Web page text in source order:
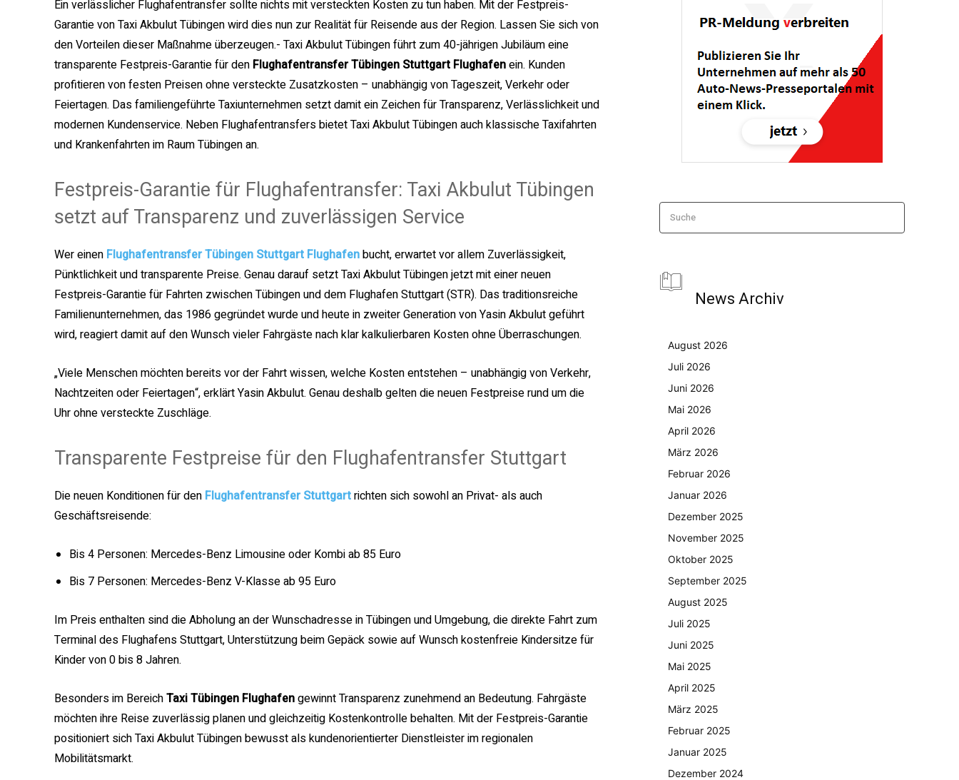
Ein verlässlicher Flughafentransfer sollte nichts mit versteckten Kosten zu tun haben. Mit der Festpreis-
Garantie von Taxi Akbulut Tübingen wird dies nun zur Realität für Reisende aus der Region. Lassen Sie sich von
den Vorteilen dieser Maßnahme überzeugen.- Taxi Akbulut Tübingen führt zum 40-jährigen Jubiläum eine
transparente Festpreis-Garantie für den Flughafentransfer Tübingen Stuttgart Flughafenein. Kunden
profitieren von festen Preisen ohne versteckte Zusatzkosten – unabhängig von Tageszeit, Verkehr oder
Feiertagen. Das familiengeführte Taxiunternehmen setzt damit ein Zeichen für Transparenz, Verlässlichkeit und
modernen Kundenservice. Neben Flughafentransfers bietet Taxi Akbulut Tübingen auch klassische Taxifahrten
und Krankenfahrten im Raum Tübingen an.
Festpreis-Garantie für Flughafentransfer: Taxi Akbulut Tübingen
setzt auf Transparenz und zuverlässigen Service
Wer einen Flughafentransfer Tübingen Stuttgart Flughafenbucht, erwartet vor allem Zuverlässigkeit,
Pünktlichkeit und transparente Preise. Genau darauf setzt Taxi Akbulut Tübingen jetzt mit einer neuen
Festpreis-Garantie für Fahrten zwischen Tübingen und dem Flughafen Stuttgart (STR). Das traditionsreiche
Familienunternehmen, das 1986 gegründet wurde und heute in zweiter Generation von Yasin Akbulut geführt
wird, reagiert damit auf den Wunsch vieler Fahrgäste nach klar kalkulierbaren Kosten ohne Überraschungen.
„Viele Menschen möchten bereits vor der Fahrt wissen, welche Kosten entstehen – unabhängig von Verkehr,
Nachtzeiten oder Feiertagen“, erklärt Yasin Akbulut. Genau deshalb gelten die neuen Festpreise rund um die
Uhr ohne versteckte Zuschläge.
Transparente Festpreise für den Flughafentransfer Stuttgart
Die neuen Konditionen für den Flughafentransfer Stuttgartrichten sich sowohl an Privat- als auch
Geschäftsreisende:
Bis 4 Personen: Mercedes-Benz Limousine oder Kombi ab 85 Euro
Bis 7 Personen: Mercedes-Benz V-Klasse ab 95 Euro
Im Preis enthalten sind die Abholung an der Wunschadresse in Tübingen und Umgebung, die direkte Fahrt zum
Terminal des Flughafens Stuttgart, Unterstützung beim Gepäck sowie auf Wunsch kostenfreie Kindersitze für
Kinder von 0 bis 8 Jahren.
Besonders im BereichTaxi Tübingen Flughafengewinnt Transparenz zunehmend an Bedeutung. Fahrgäste
möchten ihre Reise zuverlässig planen und gleichzeitig Kostenkontrolle behalten. Mit der Festpreis-Garantie
positioniert sich Taxi Akbulut Tübingen bewusst als kundenorientierter Dienstleister im regionalen
Mobilitätsmarkt.
Suche
News Archiv
August 2026
Juli 2026
Juni 2026
Mai 2026
April 2026
März 2026
Februar 2026
Januar 2026
Dezember 2025
November 2025
Oktober 2025
September 2025
August 2025
Juli 2025
Juni 2025
Mai 2025
April 2025
März 2025
Februar 2025
Januar 2025
Dezember 2024